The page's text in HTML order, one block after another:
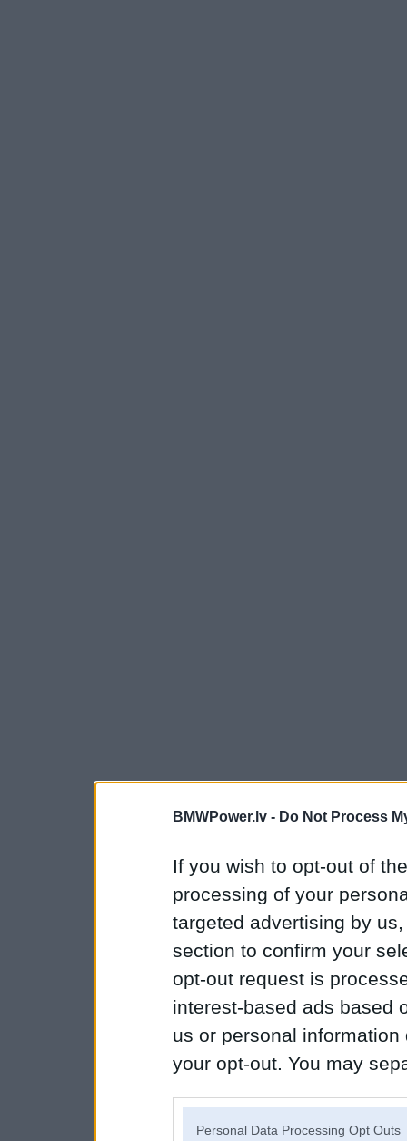
BMWPower.lv - Do Not Process
If you wish to opt-out of
processing of your
targeted advertising by
section to confirm your
opt-out request is
interest-based ads based
us or personal
your opt-out. You may
Personal Data Processing Opt Outs